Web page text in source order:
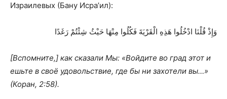
Израилевых (Бану Исра’ил):
وَإِذْ قُلْنَا ادْخُلُوا هَذِهِ الْقَرْيَةَ فَكُلُوا مِنْهَا حَيْثُ شِئْتُمْ رَغَدًا
[Вспомните,] как сказали Мы: «Войдите во град этот и
ешьте в своё удовольствие, где бы ни захотели вы…»
(Коран, 2:58).